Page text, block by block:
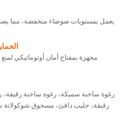
يعمل بمستويات ضوضاء منخفضة، مما
3.
مجهزة بمفتاح أمان أوتوماتيكي
رغوة ساخنة سميكة، رغوة ساخنة رقيقة،
رقيقة، حليب دافئ، مسحوق شوكولاتة